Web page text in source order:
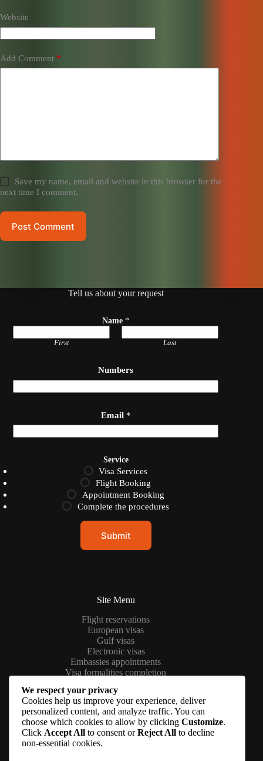
Website
Add Comment *
Save my name, email and website in this browser for the
next time I comment.
Post Comment
Tell us about your request
Name*
First Last
Numbers
Email *
e
r
v
e
S
r
v
u
b
e
r
s
Service
Visa Services
Flight Booking
Appointment Booking
Complete the procedures
Submit
Site Menu
Flight reservations
European visas
Gulf visas
Electronic visas
Embassies appointments
Visa formalities completion
Contact us
Phone: (+63) 555 1212
We respect your privacy
Cookies help us improve your experience, deliver
personalized content, and analyze traffic. You can
choose which cookies to allow by clicking Customize.
Click Accept All to consent orReject All to decline
non-essential cookies.